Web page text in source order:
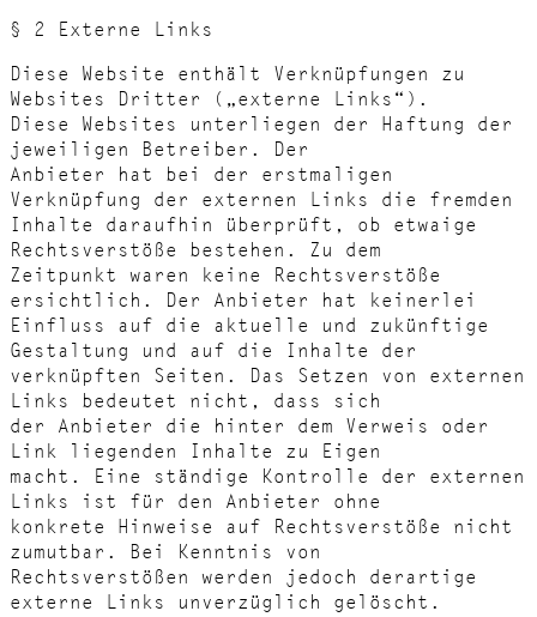
§ 2 Externe Links
Diese Website enthält Verknüpfungen zu
Websites Dritter („externe Links“).
Diese Websites unterliegen der Haftung der
jeweiligen Betreiber. Der
Anbieter hat bei der erstmaligen
Verknüpfung der externen Links die fremden
Inhalte daraufhin überprüft, ob etwaige
Rechtsverstöße bestehen. Zu dem
Zeitpunkt waren keine Rechtsverstöße
ersichtlich. Der Anbieter hat keinerlei
Einfluss auf die aktuelle und zukünftige
Gestaltung und auf die Inhalte der
verknüpften Seiten. Das Setzen von externen
Links bedeutet nicht, dass sich
der Anbieter die hinter dem Verweis oder
Link liegenden Inhalte zu Eigen
macht. Eine ständige Kontrolle der externen
Links ist für den Anbieter ohne
konkrete Hinweise auf Rechtsverstöße nicht
zumutbar. Bei Kenntnis von
Rechtsverstößen werden jedoch derartige
externe Links unverzüglich gelöscht.